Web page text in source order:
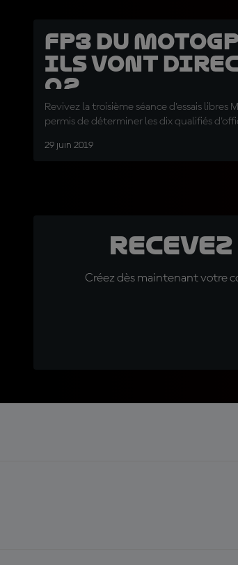
FP3 du
Ils vont
Q2...
Revivez la troisième séance d'essais libres
permis de déterminer les dix qualifiés
29 juin 2019
Créez dès maintenant votre